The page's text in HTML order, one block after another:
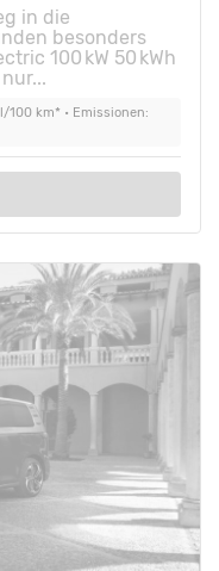
in die
besonders
100 kW 50 kWh
100 km* • Emissionen: